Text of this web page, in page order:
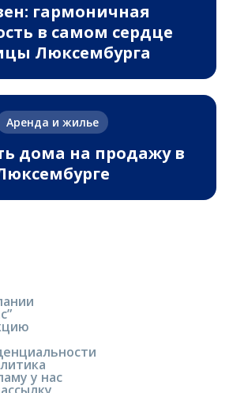
гармоничная
в самом сердце
Люксембурга
Аренда и жилье
дома на продажу в
у нас